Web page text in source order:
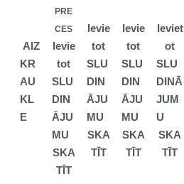
AIZ
KR
AU
KL
E
PRE
CES
Ievie
tot
SLU
DIN
ĀJU
MU
SKA
TĪT
Ievie
tot
SLU
DIN
ĀJU
MU
SKA
TĪT
Ievie
tot
SLU
DIN
ĀJU
MU
SKA
TĪT
Ieviet
ot
SLU
DINĀ
JUM
U
SKA
TĪT